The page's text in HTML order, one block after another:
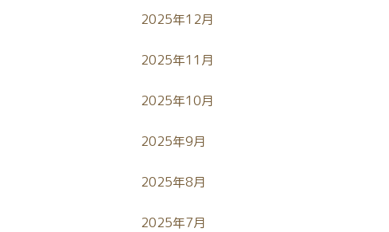
2025年12月
2025年11月
2025年10月
2025年9月
2025年8月
2025年7月